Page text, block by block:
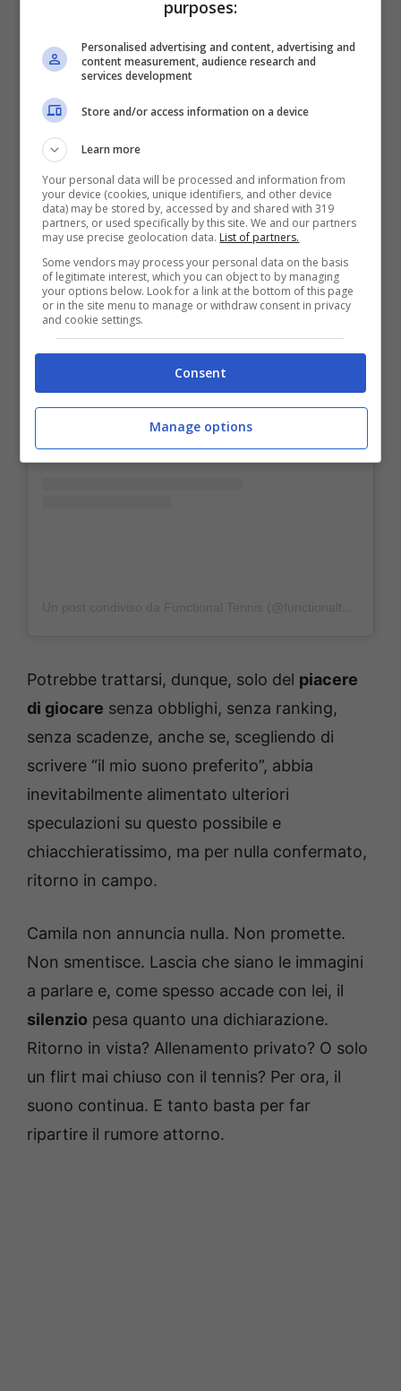
Potrebbe trattarsi, dunque, solo del piacere
di giocare senza obblighi, senza ranking,
senza scadenze, anche se, scegliendo di
scrivere “il mio suono preferito”, abbia
inevitabilmente alimentato ulteriori
speculazioni su questo possibile e
chiacchieratissimo, ma per nulla confermato,
ritorno in campo.
Camila non annuncia nulla. Non promette.
Non smentisce. Lascia che siano le immagini
a parlare e, come spesso accade con lei, il
silenzio pesa quanto una dichiarazione.
Ritorno in vista? Allenamento privato? O solo
un flirt mai chiuso con il tennis? Per ora, il
suono continua. E tanto basta per far
ripartire il rumore attorno.
purposes:
Personalised advertising and content, advertising and
content measurement, audience research and
services development
Store and/or access information on a device
Learn more
Your personal data will be processed and information from
your device (cookies, unique identifiers, and other device
data) may be stored by, accessed by and shared with 319
partners, or used specifically by this site. We and our partners
may use precise geolocation data. List of partners.
Some vendors may process your personal data on the basis
of legitimate interest, which you can object to by managing
your options below. Look for a link at the bottom of this page
or in the site menu to manage or withdraw consent in privacy
and cookie settings.
Consent
Manage options